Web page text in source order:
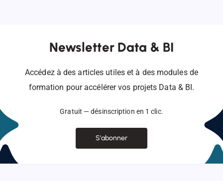
Newsletter Data & BI
Accédez à des articles utiles et à des modules de
formation pour accélérer vos projets Data & BI.
Gratuit — désinscription en 1 clic.
S'abonner